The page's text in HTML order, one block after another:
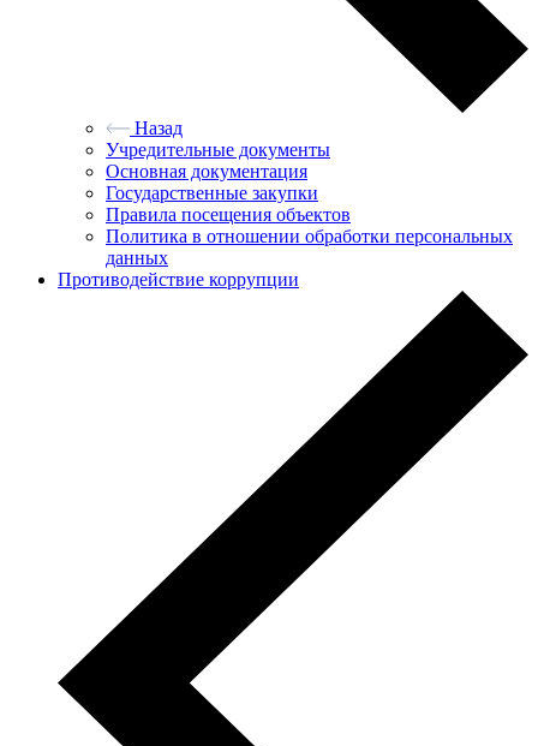
Назад
Учредительные документы
Основная документация
Государственные закупки
Правила посещения объектов
Политика в отношении обработки персональных
данных
Противодействие коррупции